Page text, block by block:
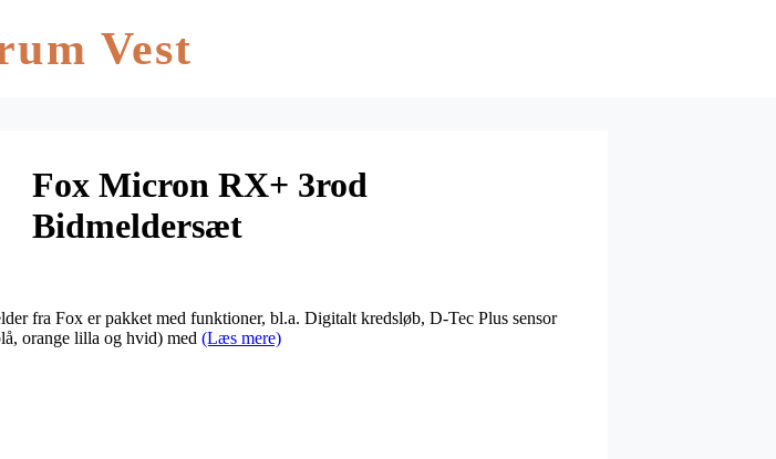
Vest
Fox Micron RX+ 3rod
Bidmeldersæt
fra Fox er pakket med funktioner, bl.a. Digitalt kredsløb, D-Tec Plus sensor
orange lilla og hvid) med (Læs mere)